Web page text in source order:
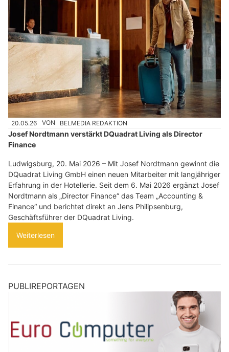
20.05.26 VON BELMEDIA REDAKTION
Josef Nordtmann verstärkt DQuadrat Living als Director
Finance
Ludwigsburg, 20. Mai 2026 – Mit Josef Nordtmann gewinnt die
DQuadrat Living GmbH einen neuen Mitarbeiter mit langjähriger
Erfahrung in der Hotellerie. Seit dem 6. Mai 2026 ergänzt Josef
Nordtmann als „Director Finance“ das Team „Accounting &
Finance“ und berichtet direkt an Jens Philipsenburg,
Geschäftsführer der DQuadrat Living.
Weiterlesen
PUBLIREPORTAGEN